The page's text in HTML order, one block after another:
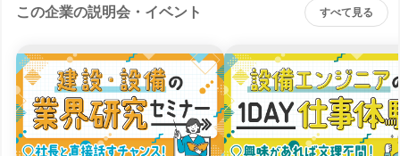
この企業の説明会・イベント すべて見る